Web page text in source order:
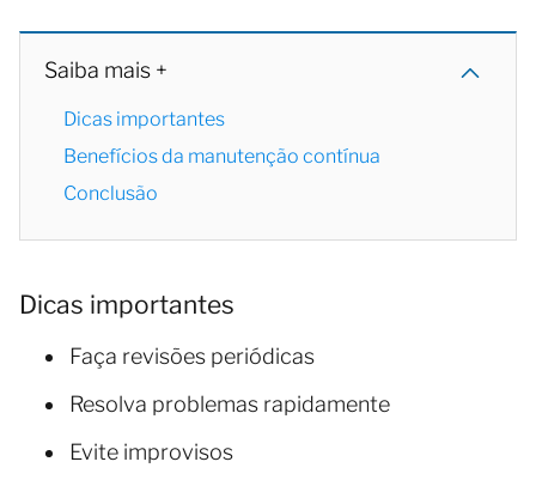
Saiba mais +
Dicas importantes
Benefícios da manutenção contínua
Conclusão
Dicas importantes
Faça revisões periódicas
Resolva problemas rapidamente
Evite improvisos